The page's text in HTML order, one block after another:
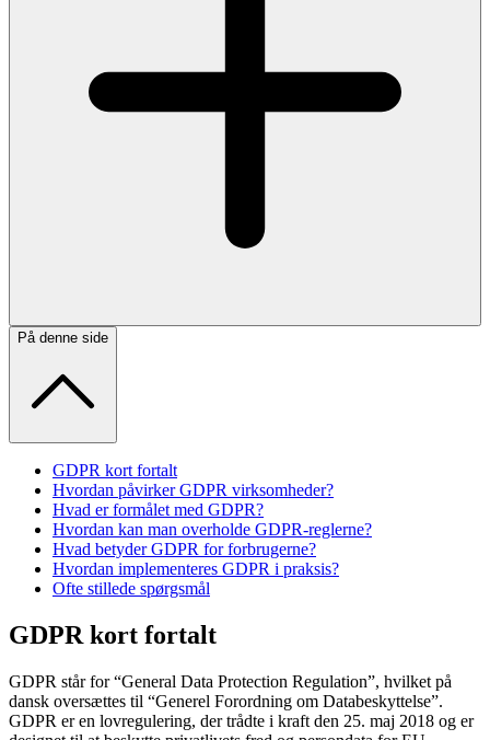
På denne side
GDPR kort fortalt
Hvordan påvirker GDPR virksomheder?
Hvad er formålet med GDPR?
Hvordan kan man overholde GDPR-reglerne?
Hvad betyder GDPR for forbrugerne?
Hvordan implementeres GDPR i praksis?
Ofte stillede spørgsmål
GDPR kort fortalt
GDPR står for “General Data Protection Regulation”, hvilket på
dansk oversættes til “Generel Forordning om Databeskyttelse”.
GDPR er en lovregulering, der trådte i kraft den 25. maj 2018 og er